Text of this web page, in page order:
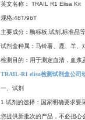
英文名称： TRAIL R1 Elisa Kit
规格:48T/96T
主要成分：酶标板,试剂,标准品
试剂盒种属：马铃薯、鹿、羊、
检测目的：用于测定血清，血浆
TRAIL-R1 elisa检测试剂盒公司
一、试剂
1.试剂的选择：国家明确要求要
您提供新批次的产品，不必担心